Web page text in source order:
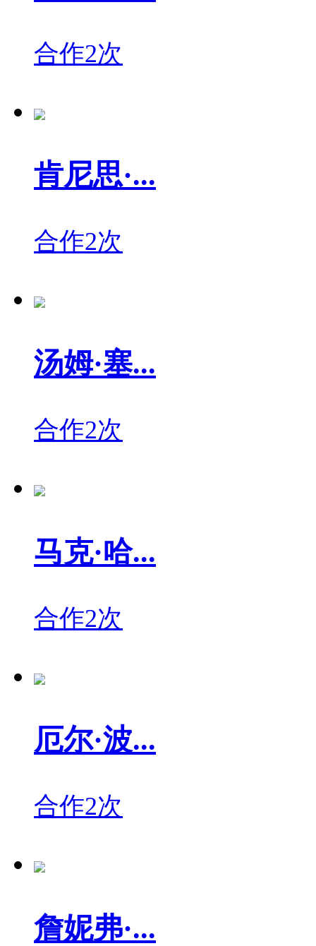
合作2次
肯尼思·...
合作2次
汤姆·塞...
合作2次
马克·哈...
合作2次
厄尔·波...
合作2次
詹妮弗·...